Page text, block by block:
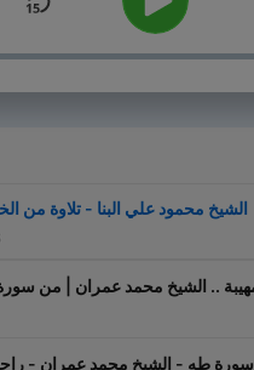
الشيخ محمود علي البنا - تلاوة من
سورة طه - الشيخ محمد عمران -